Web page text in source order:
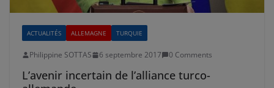
ACTUALITÉS ALLEMAGNE TURQUIE
Philippine SOTTAS 6 septembre 2017 0 Comments
L’avenir incertain de l’alliance turco-